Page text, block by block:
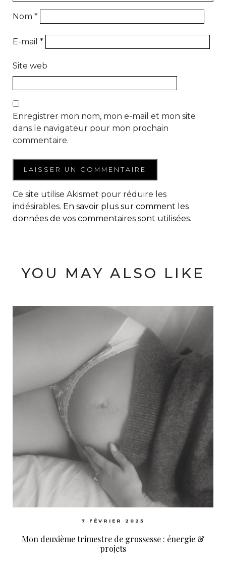
Nom *
E-mail *
Site web
Enregistrer mon nom, mon e-mail et mon site
dans le navigateur pour mon prochain
commentaire.
Ce site utilise Akismet pour réduire les
indésirables. En savoir plus sur comment les
données de vos commentaires sont utilisées.
YOU MAY ALSO LIKE
7 FÉVRIER 2025
Mon deuxième trimestre de grossesse : énergie &
projets